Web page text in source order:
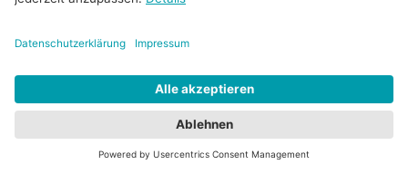
Nachrichtenblog
Pressestimmen
Termine